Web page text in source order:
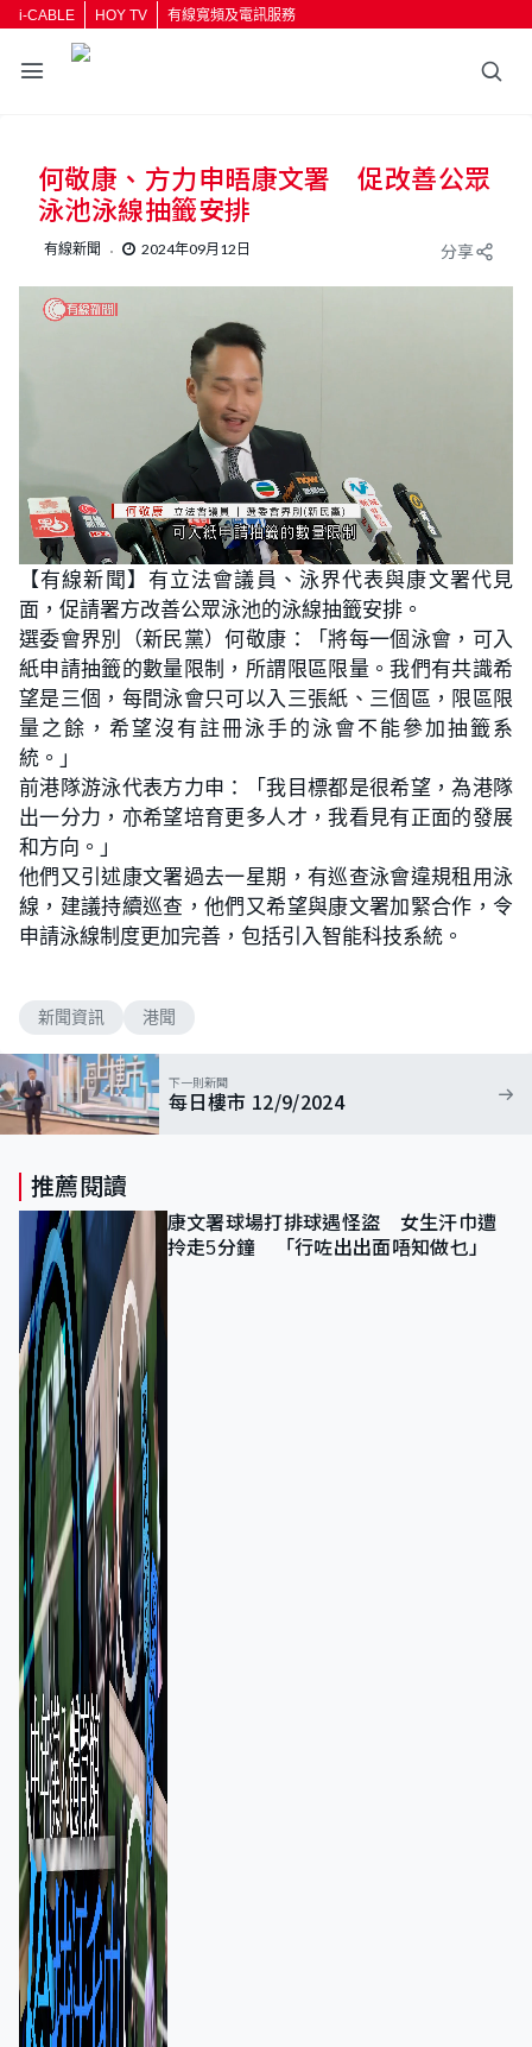
i-CABLE HOY TV 有線寬頻及電訊服務
何敬康、方力申晤康文署 促改善公眾
泳池泳線抽籤安排
有線新聞 2024年09月12日 分享
U
n
m
u
t
e
o
a
d
e
d
:
4
5
.
4
5
%
【有線新聞】有立法會議員、泳界代表與康文署代見
面，促請署方改善公眾泳池的泳線抽籤安排。
選委會界別（新民黨）何敬康：「將每一個泳會，可入
紙申請抽籤的數量限制，所謂限區限量。我們有共識希
望是三個，每間泳會只可以入三張紙、三個區，限區限
量之餘，希望沒有註冊泳手的泳會不能參加抽籤系
統。」
前港隊游泳代表方力申：「我目標都是很希望，為港隊
出一分力，亦希望培育更多人才，我看見有正面的發展
和方向。」
他們又引述康文署過去一星期，有巡查泳會違規租用泳
線，建議持續巡查，他們又希望與康文署加緊合作，令
申請泳線制度更加完善，包括引入智能科技系統。
新聞資訊 港聞
下一則新聞
每日樓市 12/9/2024
推薦閱讀
康文署球場打排球遇怪盜 女生汗巾遭
拎走5分鐘 「行咗出出面唔知做乜」